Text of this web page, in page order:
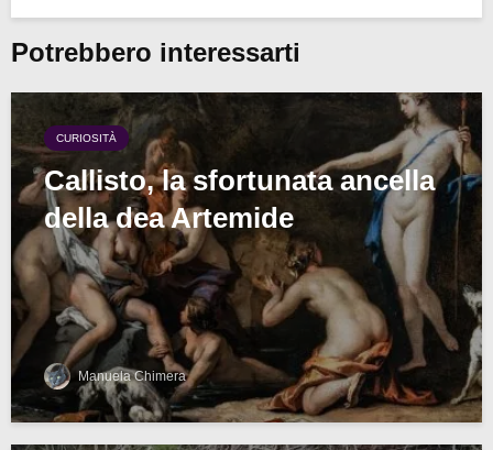
Potrebbero interessarti
CURIOSITÀ
Callisto, la sfortunata ancella
della dea Artemide
Manuela Chimera